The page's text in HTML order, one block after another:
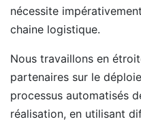
nécessite
chaine logistique.
Nous travaillons en
partenaires sur le
processus automatisés
réalisation, en utilisant